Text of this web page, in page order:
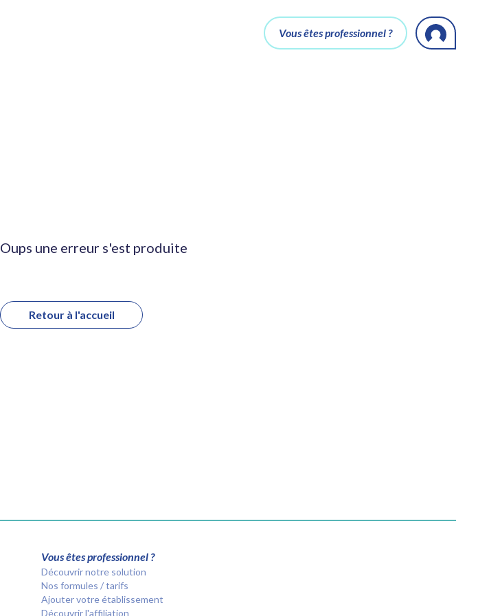
Vous êtes professionnel ?
Oups une erreur s'est produite
Retour à l'accueil
Vous êtes professionnel ?
Découvrir notre solution
Nos formules / tarifs
Ajouter votre établissement
Découvrir l'affiliation